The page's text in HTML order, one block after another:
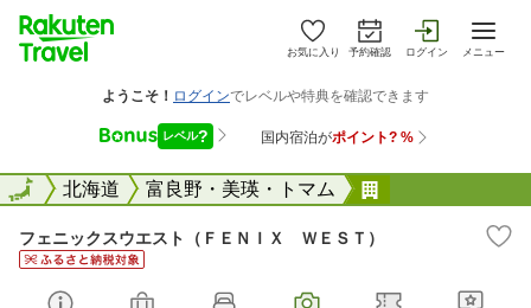
お気に入り 予約確認 ログイン メニュー
全国北海道 富良野・美瑛・トマム
全国
フェニックスウエスト（ＦＥＮＩＸ ＷＥＳＴ）